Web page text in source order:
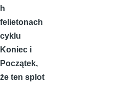
h
felietonach
cyklu
Koniec i
Początek,
że ten splot